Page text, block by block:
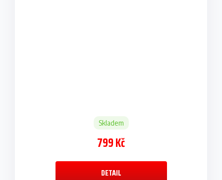
Skladem
799 Kč
DETAIL